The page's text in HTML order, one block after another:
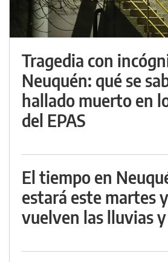
Tragedia con
Neuquén: qué se
hallado muerto en
del EPAS
El tiempo en
estará este martes
vuelven las lluvias